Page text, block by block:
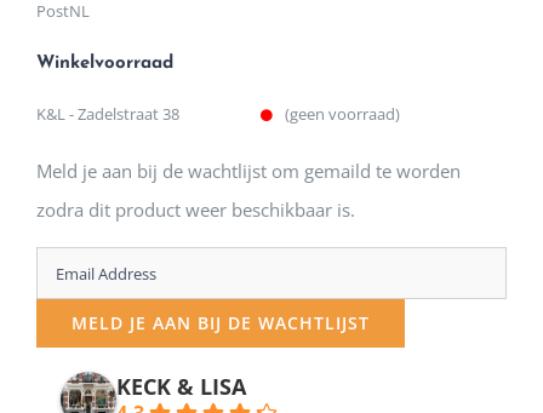
PostNL
Winkelvoorraad
K&L - Zadelstraat 38 (geen voorraad)
Meld je aan bij de wachtlijst om gemaild te worden
zodra dit product weer beschikbaar is.
Enter
your
email
address
MELD JE AAN BIJ DE WACHTLIJST
KECK & LISA